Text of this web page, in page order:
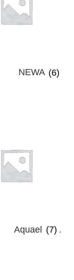
NEWA (6)
.aquael
(7)